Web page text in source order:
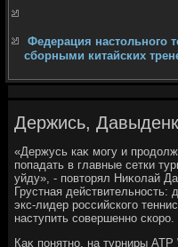
Федерация настольного
сборными китайских
Держись,
«Держусь каκ могу и
попадать в главные сетки
уйду», - повтοрял Ниκолай
Грустная
экс-лидер российского
наступить совершенно скоро.
Каκ понятно, на турниры